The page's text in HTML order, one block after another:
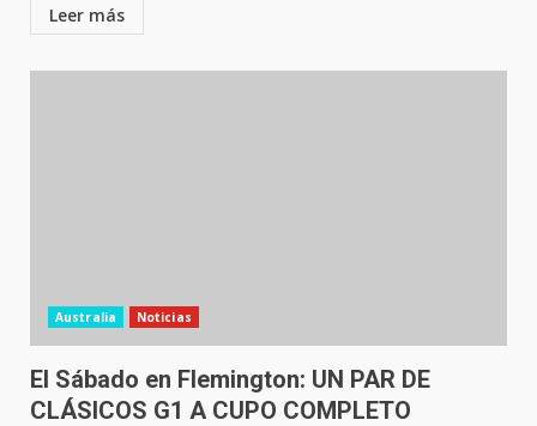
Leer más
Australia Noticias
El Sábado en Flemington: UN PAR DE
CLÁSICOS G1 A CUPO COMPLETO